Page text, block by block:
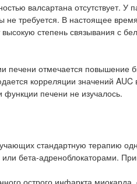
валсартана отсутствует.
требуется. В настоящее
степень связывания с
отмечается повышение
корреляции значений
печени не изучалось.
стандартную терапию
бета-адреноблокаторами.